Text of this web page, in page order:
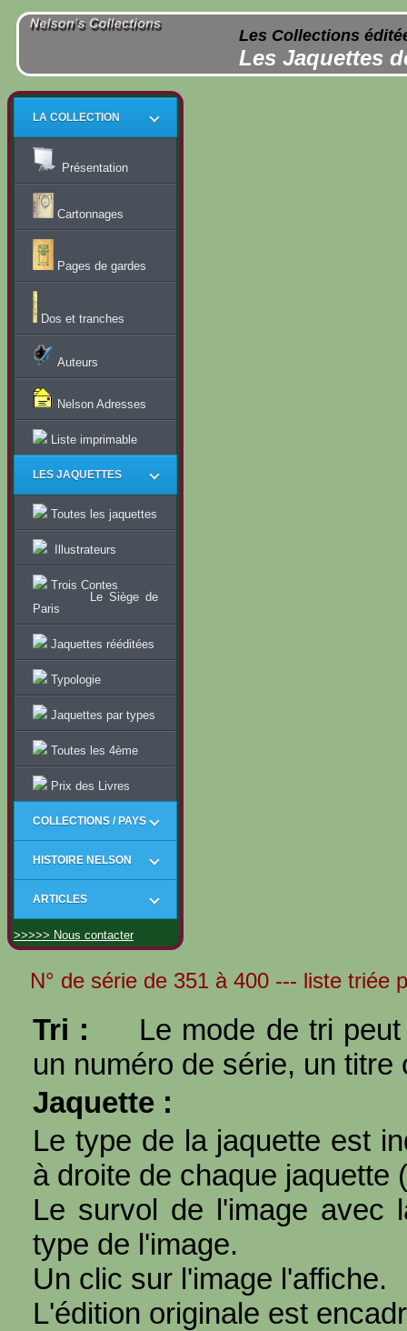
Les Collections
Les Jaquettes
LA COLLECTION
Présentation
Cartonnages
Pages de gardes
Dos et tranches
Auteurs
Nelson Adresses
Liste imprimable
LES JAQUETTES
Toutes les jaquettes
Illustrateurs
Trois Contes
Le Siège de
Paris
Jaquettes rééditées
Typologie
Jaquettes par types
Toutes les 4ème
Prix des Livres
COLLECTIONS / PAYS
HISTOIRE NELSON
ARTICLES
>>>>> Nous contacter
N° de série de 351 à 400 --- liste triée
Tri :
Le mode de tri
un numéro de série, un titre
Jaquette :
Le type de la jaquette est
à droite de chaque jaquette (
Le survol de l'image avec
type de l'image.
Un clic sur l'image l'affiche.
L'édition originale est